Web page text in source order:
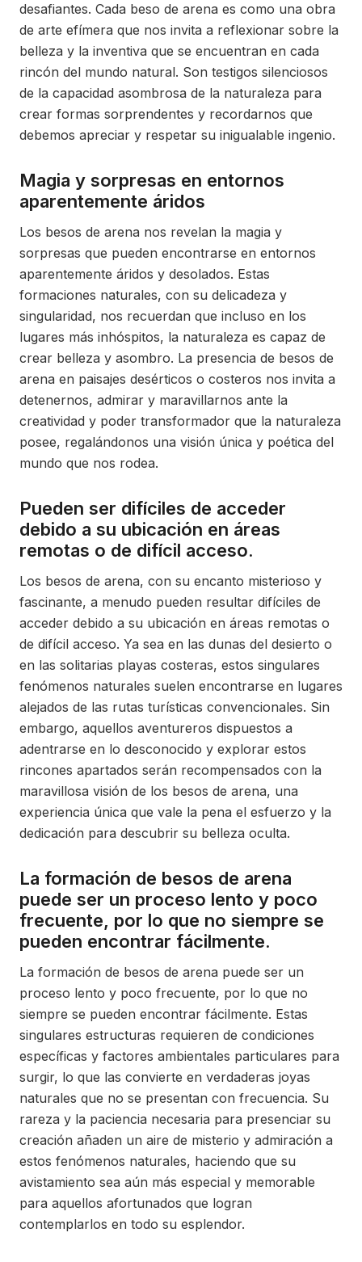
desafiantes. Cada beso de arena es como una obra
de arte efímera que nos invita a reflexionar sobre la
belleza y la inventiva que se encuentran en cada
rincón del mundo natural. Son testigos silenciosos
de la capacidad asombrosa de la naturaleza para
crear formas sorprendentes y recordarnos que
debemos apreciar y respetar su inigualable ingenio.
Magia y sorpresas en entornos
aparentemente áridos
Los besos de arena nos revelan la magia y
sorpresas que pueden encontrarse en entornos
aparentemente áridos y desolados. Estas
formaciones naturales, con su delicadeza y
singularidad, nos recuerdan que incluso en los
lugares más inhóspitos, la naturaleza es capaz de
crear belleza y asombro. La presencia de besos de
arena en paisajes desérticos o costeros nos invita a
detenernos, admirar y maravillarnos ante la
creatividad y poder transformador que la naturaleza
posee, regalándonos una visión única y poética del
mundo que nos rodea.
Pueden ser difíciles de acceder
debido a su ubicación en áreas
remotas o de difícil acceso.
Los besos de arena, con su encanto misterioso y
fascinante, a menudo pueden resultar difíciles de
acceder debido a su ubicación en áreas remotas o
de difícil acceso. Ya sea en las dunas del desierto o
en las solitarias playas costeras, estos singulares
fenómenos naturales suelen encontrarse en lugares
alejados de las rutas turísticas convencionales. Sin
embargo, aquellos aventureros dispuestos a
adentrarse en lo desconocido y explorar estos
rincones apartados serán recompensados con la
maravillosa visión de los besos de arena, una
experiencia única que vale la pena el esfuerzo y la
dedicación para descubrir su belleza oculta.
La formación de besos de arena
puede ser un proceso lento y poco
frecuente, por lo que no siempre se
pueden encontrar fácilmente.
La formación de besos de arena puede ser un
proceso lento y poco frecuente, por lo que no
siempre se pueden encontrar fácilmente. Estas
singulares estructuras requieren de condiciones
específicas y factores ambientales particulares para
surgir, lo que las convierte en verdaderas joyas
naturales que no se presentan con frecuencia. Su
rareza y la paciencia necesaria para presenciar su
creación añaden un aire de misterio y admiración a
estos fenómenos naturales, haciendo que su
avistamiento sea aún más especial y memorable
para aquellos afortunados que logran
contemplarlos en todo su esplendor.